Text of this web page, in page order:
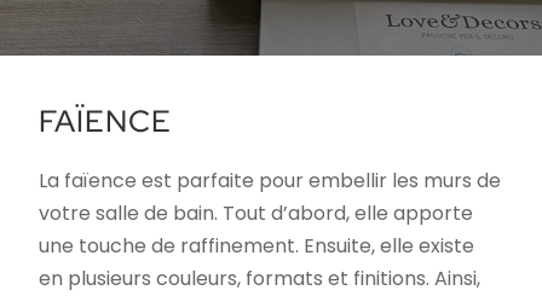
FAÏENCE
La faïence est parfaite pour embellir les murs de
votre salle de bain. Tout d’abord, elle apporte
une touche de raffinement. Ensuite, elle existe
en plusieurs couleurs, formats et finitions. Ainsi,